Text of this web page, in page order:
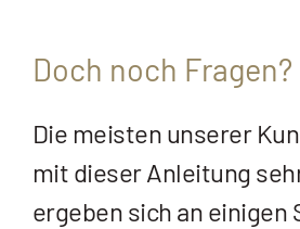
Doch noch Fragen?
Die meisten unserer
mit dieser Anleitung
ergeben sich an einigen